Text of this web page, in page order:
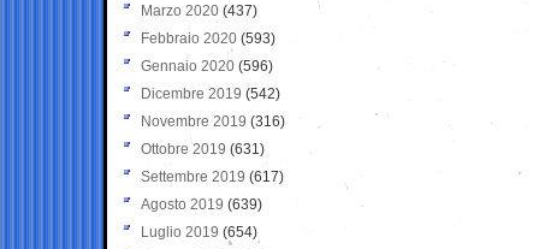
Marzo 2020 (437)
Febbraio 2020 (593)
Gennaio 2020 (596)
Dicembre 2019 (542)
Novembre 2019 (316)
Ottobre 2019 (631)
Settembre 2019 (617)
Agosto 2019 (639)
Luglio 2019 (654)